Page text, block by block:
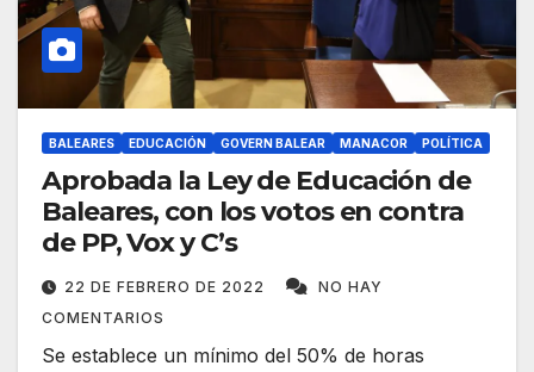
BALEARES EDUCACIÓN GOVERN BALEAR MANACOR POLÍTICA
Aprobada la Ley de Educación de
Baleares, con los votos en contra
de PP, Vox y C’s
22 DE FEBRERO DE 2022
NO HAY
COMENTARIOS
Se establece un mínimo del 50% de horas